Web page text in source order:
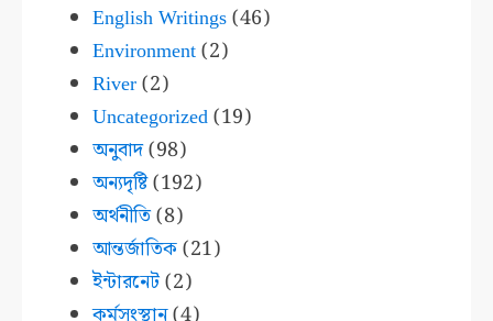
English Writings(46)
Environment(2)
River(2)
Uncategorized(19)
অনুবাদ(98)
অন্যদৃষ্টি(192)
অর্থনীতি(8)
আন্তর্জাতিক(21)
ইন্টারনেট(2)